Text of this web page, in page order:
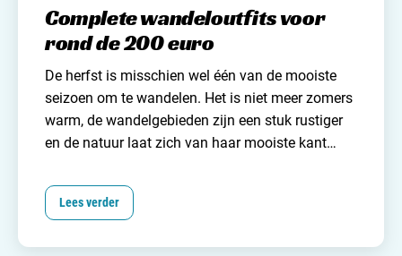
Complete wandeloutfits voor
rond de 200 euro
De herfst is misschien wel één van de mooiste
seizoen om te wandelen. Het is niet meer zomers
warm, de wandelgebieden zijn een stuk rustiger
en de natuur laat zich van haar mooiste kant
weer niet, dat in het najaar toch best wisselvallig
kan zijn. Hier kun je je namelijk op kleden.
Lees verder